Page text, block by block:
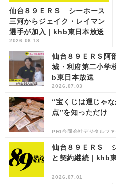
仙台８９ＥＲＳ シーホース
三河からジェイク・レイマン
選手が加入 | khb東日本放送
2026.06.18
仙台８９ＥＲＳ
城・利府第二小学
b東日本放送
2026.07.03
“宝くじは運じゃ
点”を知っただけ
PR(合同会社デジタルフ
仙台８９ＥＲＳ
と契約継続 | khb
2026.07.01